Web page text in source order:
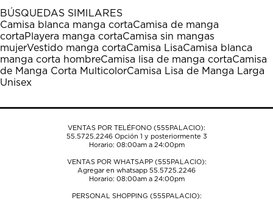
1
estrella
Esta
acción
abrirá
el
formulario
de
estrellas.
Esta
acción
abrirá
el
formulario
de
estrellas.
Esta
acción
abrirá
el
formulario
estrellas.
Esta
acción
abrirá
el
formulario
estrellas.
Esta
acción
abrirá
el
formulario
BÚSQUEDAS SIMILARES
Camisa blanca manga cortaCamisa de manga
cortaPlayera manga cortaCamisa sin mangas
mujerVestido manga cortaCamisa LisaCamisa blanca
manga corta hombreCamisa lisa de manga cortaCamisa
de Manga Corta MulticolorCamisa Lisa de Manga Larga
Unisex
VENTAS POR TELÉFONO (555PALACIO):
55.5725.2246Opción 1 y posteriormente 3
Horario: 08:00am a 24:00pm
VENTAS POR WHATSAPP (555PALACIO):
Agregar en whatsapp 55.5725.2246
Horario: 08:00am a 24:00pm
PERSONAL SHOPPING (555PALACIO):